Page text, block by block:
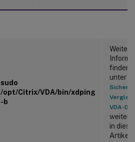
sudo
/opt/Citrix/VDA/bin/xdping
-b
Weitere
finden
unter
VDA-
weiter
in
Artikel.